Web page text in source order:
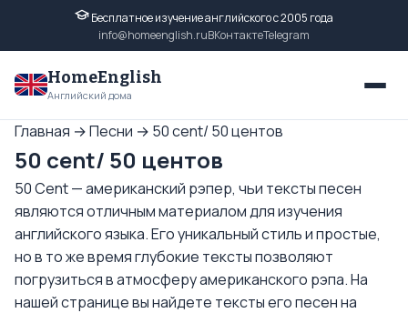
Бесплатное изучение английского с 2005 года
info@homeenglish.ruВКонтактеTelegram
HomeEnglish
Английский дома
Главная →Песни → 50 cent/ 50 центов
50 cent/ 50 центов
50 Cent — американский рэпер, чьи тексты песен
являются отличным материалом для изучения
английского языка. Его уникальный стиль и простые,
но в то же время глубокие тексты позволяют
погрузиться в атмосферу американского рэпа. На
нашей странице вы найдете тексты его песен на